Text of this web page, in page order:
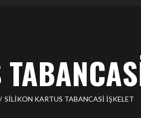
SILIKON KARTUS TABANCASI İŞKELET